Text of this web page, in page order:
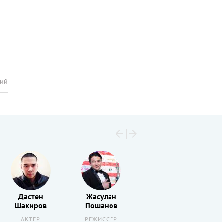
Дастен
Шакиров
АКТЕР
Жасулан
Пошанов
РЕЖИССЕР